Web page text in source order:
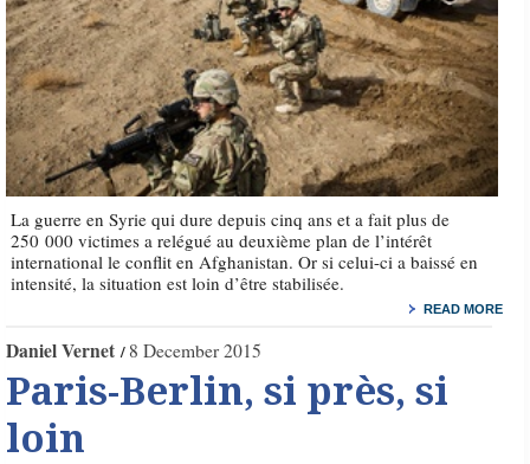
La guerre en Syrie qui dure depuis cinq ans et a fait plus de
250 000 victimes a relégué au deuxième plan de l’intérêt
international le conflit en Afghanistan. Or si celui-ci a baissé en
intensité, la situation est loin d’être stabilisée.
READ MORE
Daniel Vernet 8 December 2015
Paris-Berlin, si près, si
loin